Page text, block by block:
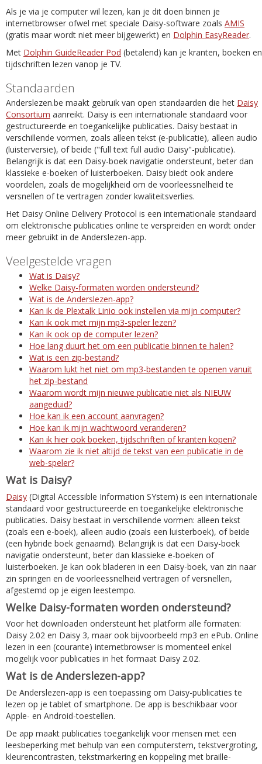
Als je via je computer wil lezen, kan je dit doen binnen je
internetbrowser ofwel met speciale Daisy-software zoals AMIS
(gratis maar wordt niet meer bijgewerkt) en Dolphin EasyReader.
Met Dolphin GuideReader Pod (betalend) kan je kranten, boeken en
tijdschriften lezen vanop je TV.
Standaarden
Anderslezen.be maakt gebruik van open standaarden die het Daisy
Consortium aanreikt. Daisy is een internationale standaard voor
gestructureerde en toegankelijke publicaties. Daisy bestaat in
verschillende vormen, zoals alleen tekst (e-publicatie), alleen audio
(luisterversie), of beide ("full text full audio Daisy"-publicatie).
Belangrijk is dat een Daisy-boek navigatie ondersteunt, beter dan
klassieke e-boeken of luisterboeken. Daisy biedt ook andere
voordelen, zoals de mogelijkheid om de voorleessnelheid te
versnellen of te vertragen zonder kwaliteitsverlies.
Het Daisy Online Delivery Protocol is een internationale standaard
om elektronische publicaties online te verspreiden en wordt onder
meer gebruikt in de Anderslezen-app.
Veelgestelde vragen
Wat is Daisy?
Welke Daisy-formaten worden ondersteund?
Wat is de Anderslezen-app?
Kan ik de Plextalk Linio ook instellen via mijn computer?
Kan ik ook met mijn mp3-speler lezen?
Kan ik ook op de computer lezen?
Hoe lang duurt het om een publicatie binnen te halen?
Wat is een zip-bestand?
Waarom lukt het niet om mp3-bestanden te openen vanuit
het zip-bestand
Waarom wordt mijn nieuwe publicatie niet als NIEUW
aangeduid?
Hoe kan ik een account aanvragen?
Hoe kan ik mijn wachtwoord veranderen?
Kan ik hier ook boeken, tijdschriften of kranten kopen?
Waarom zie ik niet altijd de tekst van een publicatie in de
web-speler?
Wat is Daisy?
Daisy (Digital Accessible Information SYstem) is een internationale
standaard voor gestructureerde en toegankelijke elektronische
publicaties. Daisy bestaat in verschillende vormen: alleen tekst
(zoals een e-boek), alleen audio (zoals een luisterboek), of beide
(een hybride boek genaamd). Belangrijk is dat een Daisy-boek
navigatie ondersteunt, beter dan klassieke e-boeken of
luisterboeken. Je kan ook bladeren in een Daisy-boek, van zin naar
zin springen en de voorleessnelheid vertragen of versnellen,
afgestemd op je eigen leestempo.
Welke Daisy-formaten worden ondersteund?
Voor het downloaden ondersteunt het platform alle formaten:
Daisy 2.02 en Daisy 3, maar ook bijvoorbeeld mp3 en ePub. Online
lezen in een (courante) internetbrowser is momenteel enkel
mogelijk voor publicaties in het formaat Daisy 2.02.
Wat is de Anderslezen-app?
De Anderslezen-app is een toepassing om Daisy-publicaties te
lezen op je tablet of smartphone. De app is beschikbaar voor
Apple- en Android-toestellen.
De app maakt publicaties toegankelijk voor mensen met een
leesbeperking met behulp van een computerstem, tekstvergroting,
kleurencontrasten, tekstmarkering en koppeling met braille-